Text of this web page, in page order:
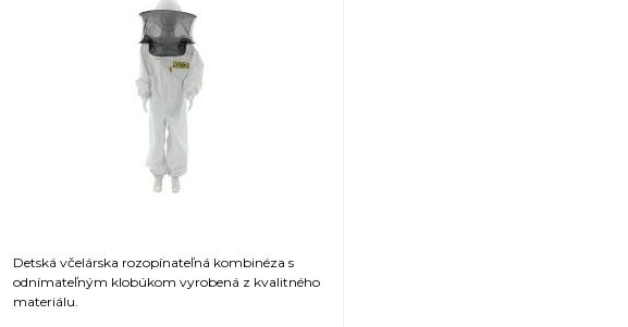
Detská včelárska rozopínateľná kombinéza s
odnímateľným klobúkom vyrobená z kvalitného
materiálu.